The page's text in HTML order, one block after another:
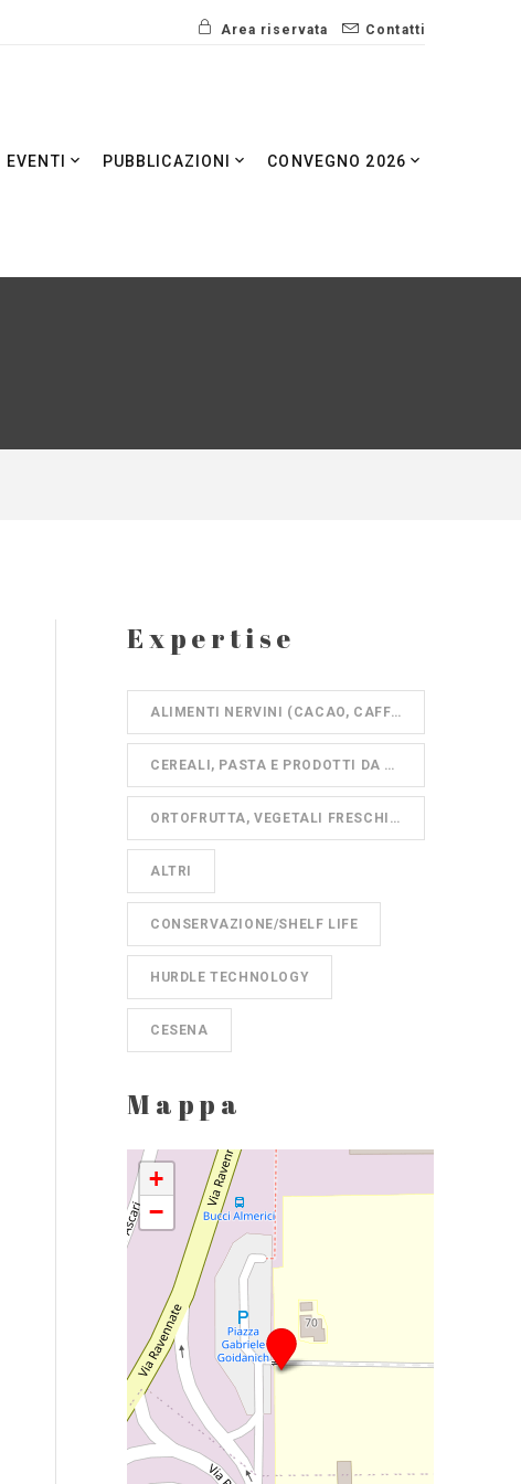
Area riservata Contatti
EVENTI PUBBLICAZIONI CONVEGNO 2026
Expertise
ALIMENTI NERVINI (CACAO, CAFFÈ, TÈ)
CEREALI, PASTA E PRODOTTI DA FORNO
ORTOFRUTTA, VEGETALI FRESCHI, IV GAMMA
ALTRI
CONSERVAZIONE/SHELF LIFE
HURDLE TECHNOLOGY
CESENA
Mappa
+
−